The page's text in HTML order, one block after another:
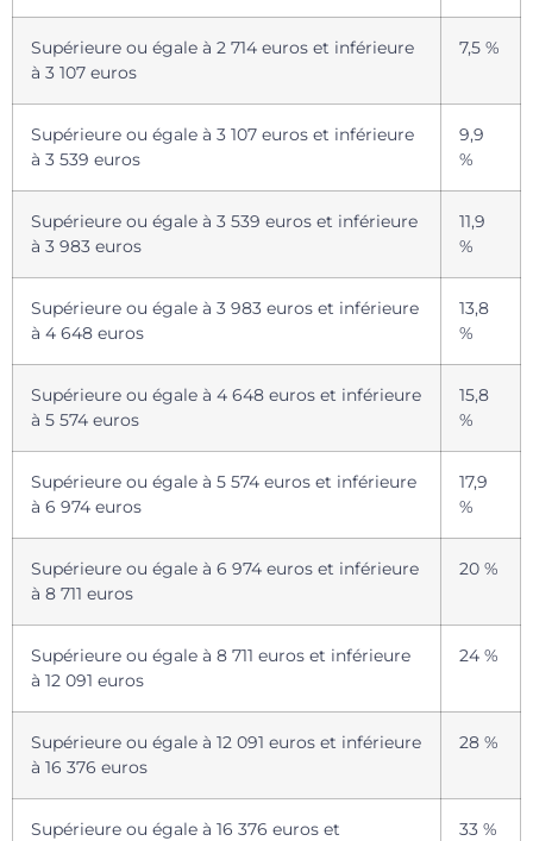
Supérieure ou égale à 2 714 euros et inférieure
à 3 107 euros
7,5 %
Supérieure ou égale à 3 107 euros et inférieure
à 3 539 euros
9,9
%
Supérieure ou égale à 3 539 euros et inférieure
à 3 983 euros
11,9
%
Supérieure ou égale à 3 983 euros et inférieure
à 4 648 euros
13,8
%
Supérieure ou égale à 4 648 euros et inférieure
à 5 574 euros
15,8
%
Supérieure ou égale à 5 574 euros et inférieure
à 6 974 euros
17,9
%
Supérieure ou égale à 6 974 euros et inférieure
à 8 711 euros
20 %
Supérieure ou égale à 8 711 euros et inférieure
à 12 091 euros
24 %
Supérieure ou égale à 12 091 euros et inférieure
à 16 376 euros
28 %
Supérieure ou égale à 16 376 euros et
33 %